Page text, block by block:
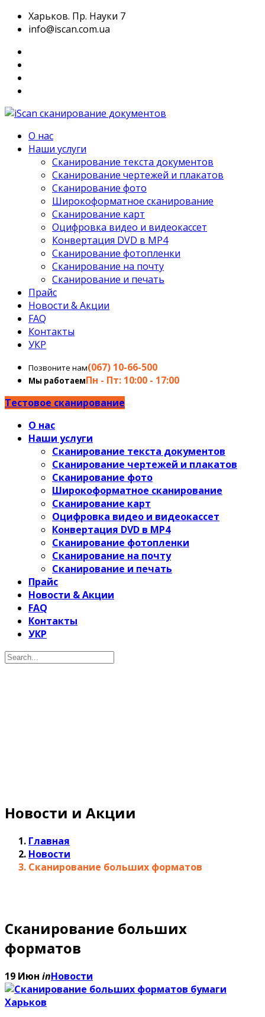
Харьков. Пр. Науки 7
info@iscan.com.ua
О нас
Наши услуги
Сканирование текста документов
Сканирование чертежей и плакатов
Сканирование фото
Широкоформатное сканирование
Сканирование карт
Оцифровка видео и видеокассет
Конвертация DVD в MP4
Сканирование фотопленки
Сканирование на почту
Сканирование и печать
Прайс
Новости & Акции
FAQ
Контакты
УКР
Позвоните нам(067) 10-66-500
Мы работаемПн - Пт: 10:00 - 17:00
Тестовое сканирование
О нас
Наши услуги
Сканирование текста документов
Сканирование чертежей и плакатов
Сканирование фото
Широкоформатное сканирование
Сканирование карт
Оцифровка видео и видеокассет
Конвертация DVD в MP4
Сканирование фотопленки
Сканирование на почту
Сканирование и печать
Прайс
Новости & Акции
FAQ
Контакты
УКР
Новости и Акции
Главная
Новости
Сканирование больших форматов
Сканирование больших
форматов
19 Июн inНовости